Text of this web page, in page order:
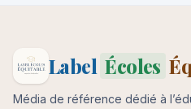
Label Écoles
Média de référence dédié à